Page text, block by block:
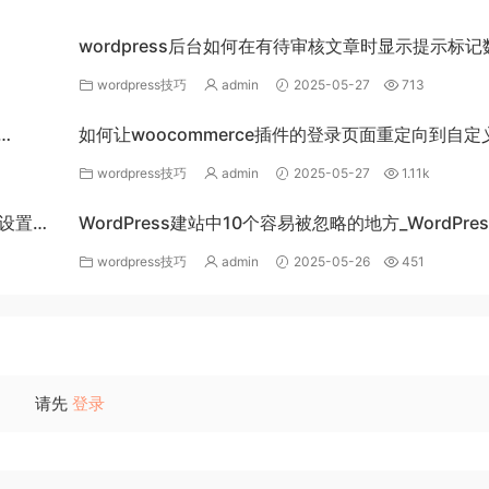
wordpress后台如何在有待审核文章时显示提示标记
_WordPress教程
wordpress技巧 admin 2025-05-27 713
如何让woocommerce插件的登录页面重定向到自定
录页面_WordPress教程
wordpress技巧 admin 2025-05-27 1.11k
置某
WordPress建站中10个容易被忽略的地方
程 wordpress技巧 admin 2025-05-26 451
请先 登录